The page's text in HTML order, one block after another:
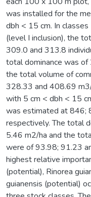
was installed for the
dbh < 15 cm. In
(level I inclusion), the
309.0 and 313.8
total dominance was
the total volume of
328.33 and 408.69 m3/
with 5 cm < dbh < 15
was estimated at 846;
respectively. The total
5.46 m2/ha and the
were of 93.98; 91.23
highest relative
(potential), Rinorea
guianensis (potential)